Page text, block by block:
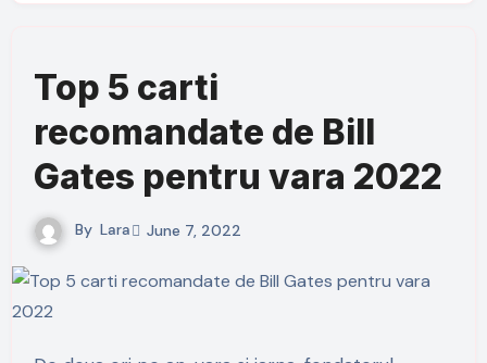
Top 5 carti
recomandate de Bill
Gates pentru vara 2022
By Lara June 7, 2022